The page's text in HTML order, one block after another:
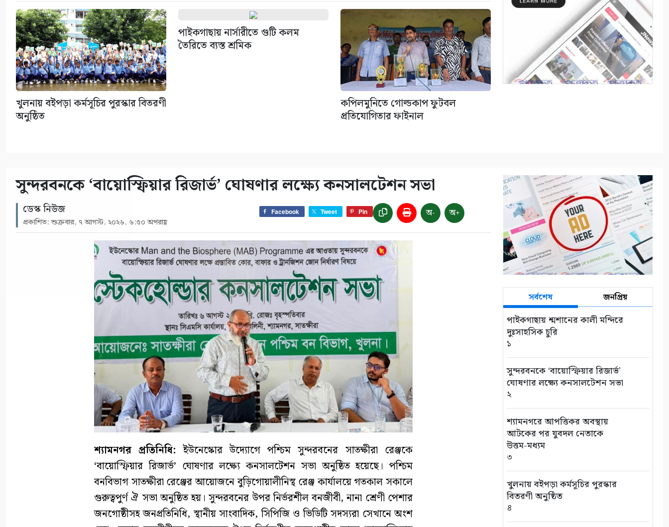
খুলনায় বইপড়া কর্মসূচির পুরস্কার বিতরণী
অনুষ্ঠিত
পাইকগাছায় নার্সারীতে গুটি কলম
তৈরিতে ব্যস্ত শ্রমিক
কপিলমুনিতে গোল্ডকাপ ফুটবল
প্রতিযোগিতার ফাইনাল
পুতুল নাচে বেঁচে থাকে বাংলার
পাইকগাছায় নার্সারীতে গুটি কলম
তৈরিতে ব্যস্ত শ্রমিক
৮
ক্রমাগত ঝুঁকিতে
১০
সুন্দরবনকে ‘বায়োস্ফিয়ার রিজার্ভ’ ঘোষণার লক্ষ্যে কনসালটেশন সভা
ডেস্ক নিউজ
প্রকাশিত: শুক্রবার, ৭ আগস্ট, ২০২৬, ৬:৫০ অপরাহ্ণ
Facebook Tweet Pin অ- অ+
শ্যামনগর প্রতিনিধি: ইউনেস্কোর উদ্যোগে পশ্চিম সুন্দরবনের সাতক্ষীরা রেঞ্জকে
‘বায়োস্ফিয়ার রিজার্ভ’ ঘোষণার লক্ষ্যে কনসালটেশন সভা অনুষ্ঠিত হয়েছে। পশ্চিম
বনবিভাগ সাতক্ষীরা রেঞ্জের আয়োজনে বুড়িগোয়ালীনিস্থ রেঞ্জ কার্যালয়ে গতকাল সকালে
গুরুত্বপুর্ণ ঐ সভা অনুষ্ঠিত হয়। সুন্দরবনের উপর নির্ভরশীল বনজীবী, নানা শ্রেণী পেশার
জনগোষ্ঠীসহ জনপ্রতিনিধি, স্থানীয় সাংবাদিক, সিপিজি ও ভিডিটি সদস্যরা সেখানে অংশ
সর্বশেষ জনপ্রিয়
পাইকগাছায় শ্মশানের কালী মন্দিরে
দুঃসাহসিক চুরি
১
সুন্দরবনকে ‘বায়োস্ফিয়ার রিজার্ভ’
ঘোষণার লক্ষ্যে কনসালটেশন সভা
২
শ্যামনগরে আপত্তিকর অবস্থায়
আটকের পর যুবদল নেতাকে
উত্তম-মধ্যম
৩
খুলনায় বইপড়া কর্মসূচির পুরস্কার
বিতরণী অনুষ্ঠিত
৪